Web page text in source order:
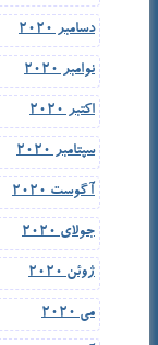
دسامبر 2020
نوامبر 2020
اکتبر 2020
سپتامبر 2020
آگوست 2020
جولای 2020
ژوئن 2020
می 2020